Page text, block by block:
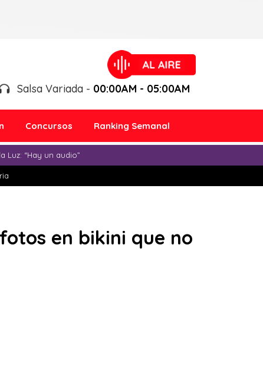
Salsa Variada - 00:00AM - 05:00AM
Concursos Ranking Semanal
“Hay un audio”
en bikini que no